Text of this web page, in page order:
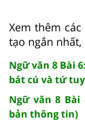
Xem thêm
tạo ngắn nhất,
Ngữ văn 8 Bài
bát cú và tứ
Ngữ văn 8
bản thông tin)